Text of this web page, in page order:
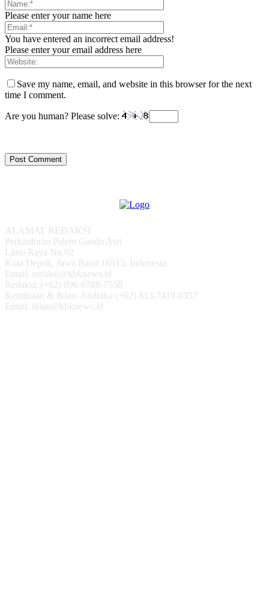
Please enter your name here
You have entered an incorrect email address!
Please enter your email address here
Save my name, email, and website in this browser for the next
time I comment.
Are you human? Please solve:
ALAMAT REDAKSI
Perkantoran Palem Ganda Asri
Limo Raya No.02
Kota Depok, Jawa Barat 16515, Indonesia
Email: redaksi@kbknews.id
Redaksi: (+62) 896-6788-7558
Kemitraan & Iklan: Andhika (+62) 813-7419-0357
Email: iklan@kbknews.id